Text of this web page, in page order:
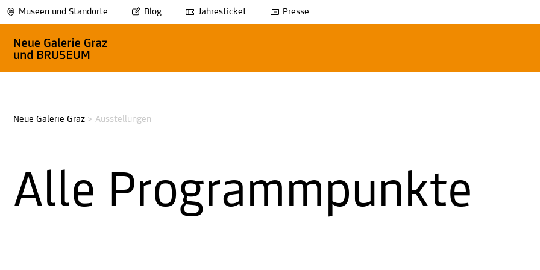
Museen und Standorte Blog Jahresticket Presse
Neue Galerie Graz > Ausstellungen
Alle Programm­punkte